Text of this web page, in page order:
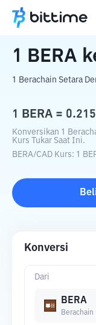
Beranda
1 BERA
1 Berachain Setara
1 BERA =
Konversikan 1
Kurs Tukar Saat Ini.
BERA/CAD Kurs: 1
Konversi
Dari
BERA
Berachain